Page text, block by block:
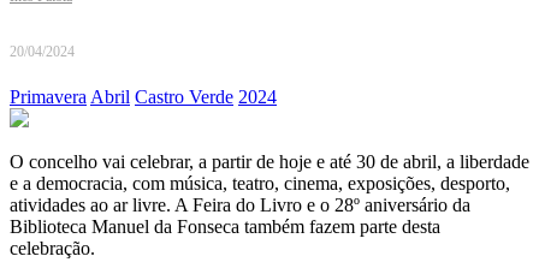
20/04/2024
PrimaveraAbril Castro Verde 2024
O concelho vai celebrar, a partir de hoje e até 30 de abril, a liberdade
e a democracia, com música, teatro, cinema, exposições, desporto,
atividades ao ar livre. A Feira do Livro e o 28º aniversário da
Biblioteca Manuel da Fonseca também fazem parte desta
celebração.